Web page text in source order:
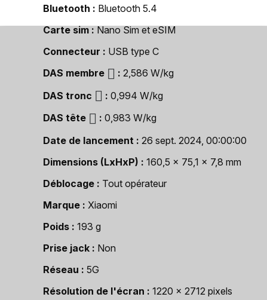
Bluetooth
Bluetooth 5.4
Carte sim
Nano Sim et eSIM
Connecteur
USB type C
DAS membre
2,586 W/kg
DAS tronc
0,994 W/kg
DAS tête
0,983 W/kg
Date de lancement
26 sept. 2024, 00:00:00
Dimensions (LxHxP)
160,5 x 75,1 x 7,8 mm
Déblocage
Tout opérateur
Marque
Xiaomi
Poids
193 g
Prise jack
Non
Réseau
5G
Résolution de l'écran
1220 x 2712 pixels